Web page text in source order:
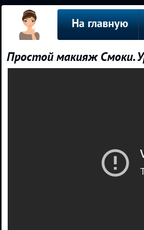
На главную
Простой макияж Смоки.